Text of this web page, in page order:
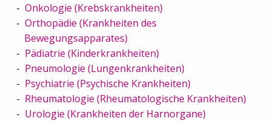
Onkologie (Krebskrankheiten)
Orthopädie (Krankheiten des
Bewegungsapparates)
Pädiatrie (Kinderkrankheiten)
Pneumologie (Lungenkrankheiten)
Psychiatrie (Psychische Krankheiten)
Rheumatologie (Rheumatologische Krankheiten)
Urologie (Krankheiten der Harnorgane)